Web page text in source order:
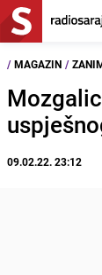
/ MAGAZIN /
09.02.22. 23:12